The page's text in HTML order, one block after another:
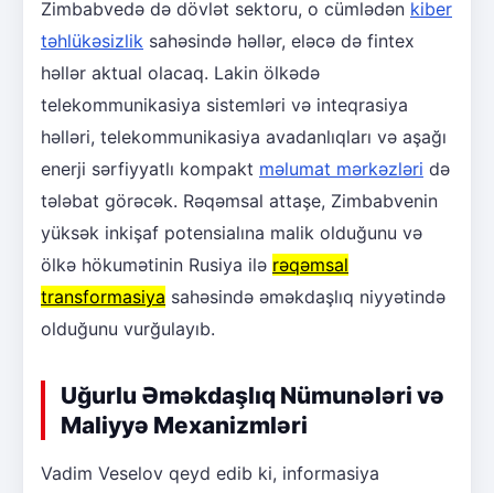
Zimbabvedə də dövlət sektoru, o cümlədən kiber
təhlükəsizlik sahəsində həllər, eləcə də fintex
həllər aktual olacaq. Lakin ölkədə
telekommunikasiya sistemləri və inteqrasiya
həlləri, telekommunikasiya avadanlıqları və aşağı
enerji sərfiyyatlı kompakt məlumat mərkəzləri də
tələbat görəcək. Rəqəmsal attaşe, Zimbabvenin
yüksək inkişaf potensialına malik olduğunu və
ölkə hökumətinin Rusiya ilə rəqəmsal
transformasiya sahəsində əməkdaşlıq niyyətində
olduğunu vurğulayıb.
Uğurlu Əməkdaşlıq Nümunələri və
Maliyyə Mexanizmləri
Vadim Veselov qeyd edib ki, informasiya